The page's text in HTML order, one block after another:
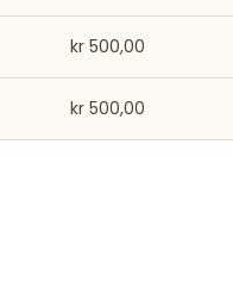
kr 500,00
kr 500,00